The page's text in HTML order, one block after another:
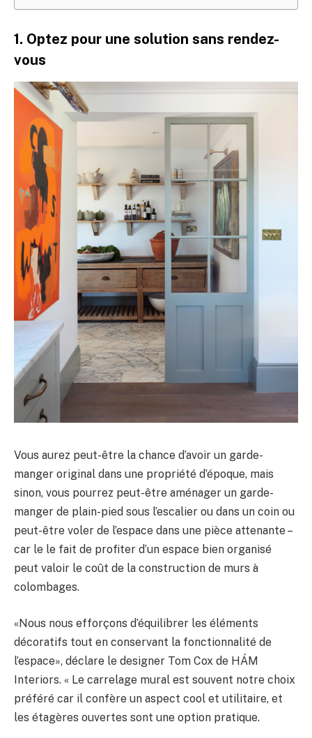
1. Optez pour une solution sans rendez-
vous
Vous aurez peut-être la chance d’avoir un garde-
manger original dans une propriété d’époque, mais
sinon, vous pourrez peut-être aménager un garde-
manger de plain-pied sous l’escalier ou dans un coin ou
peut-être voler de l’espace dans une pièce attenante –
car le le fait de profiter d’un espace bien organisé
peut valoir le coût de la construction de murs à
colombages.
«Nous nous efforçons d’équilibrer les éléments
décoratifs tout en conservant la fonctionnalité de
l’espace», déclare le designer Tom Cox de HÁM
Interiors. « Le carrelage mural est souvent notre choix
préféré car il confère un aspect cool et utilitaire, et
les étagères ouvertes sont une option pratique.